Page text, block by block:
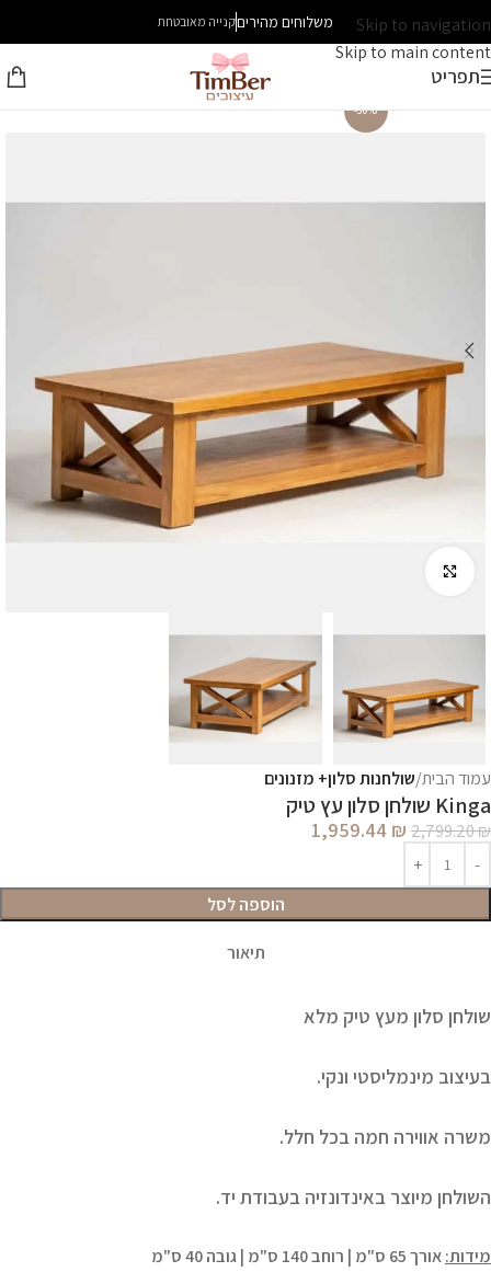
Skip to navigation
Skip to main content
משלוחים מהיריםקנייה מאובטחת
תפריט
עמוד הבית שולחנות סלון+ מזנונים
Kinga שולחן סלון עץ טיק
2,799.20₪
1,959.44 ₪
הוספה לסל
תיאור
שולחן סלון מעץ טיק מלא
בעיצוב מינמליסטי ונקי.
משרה אווירה חמה בכל חלל.
השולחן מיוצר באינדונזיה בעבודת יד.
מידות:אורך 65 ס"מ | רוחב 140 ס"מ | גובה 40 ס"מ
-30%